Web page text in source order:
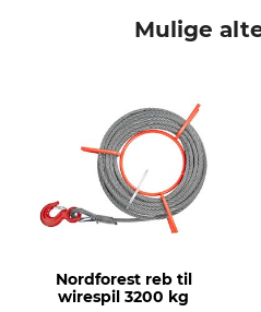
Mulige
Nordforest reb til
wirespil 3200 kg